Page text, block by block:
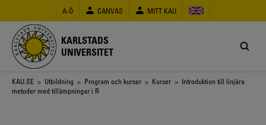
huvudinnehåll
A-Ö CANVAS MITT KAU
KARLSTADS
UNIVERSITET
Länkstig
KAU.SE > Utbildning > Program och kurser > Kurser > Introduktion till linjära
metoder med tillämpningar i R